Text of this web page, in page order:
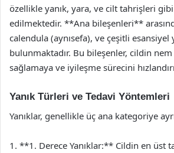
özellikle yanık, yara, ve cilt tahrişleri
edilmektedir. **Ana bileşenleri**
calendula (aynısefa), ve çeşitli esansiyel
bulunmaktadır. Bu bileşenler, cildin
sağlamaya ve iyileşme sürecini
Yanık Türleri ve Tedavi Yöntemleri
Yanıklar, genellikle üç ana kategoriye
1. **1. Derece Yanıklar:** Cildin en üst